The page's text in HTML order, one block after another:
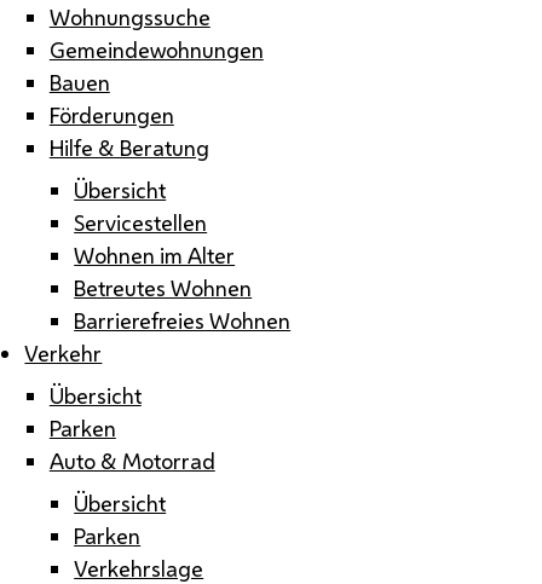
Wohnungssuche
Gemeindewohnungen
Bauen
Förderungen
Hilfe & Beratung
Übersicht
Servicestellen
Wohnen im Alter
Betreutes Wohnen
Barrierefreies Wohnen
Verkehr
Übersicht
Parken
Auto & Motorrad
Übersicht
Parken
Verkehrslage